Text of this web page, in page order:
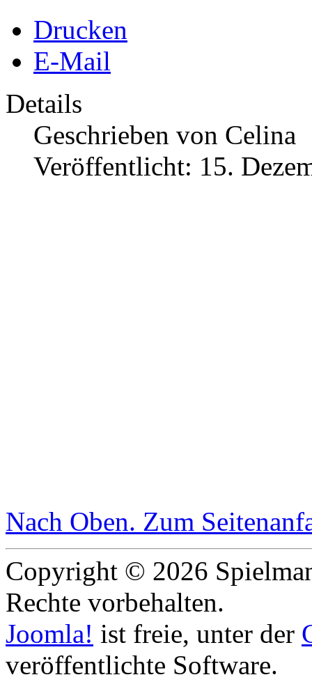
Drucken
E-Mail
Details
Geschrieben von Celina
Veröffentlicht: 15.
Nach Oben. Zum
Copyright © 2026
Rechte vorbehalten.
Joomla! ist freie, unter der
veröffentlichte Software.